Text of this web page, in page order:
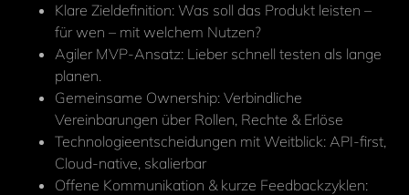
Klare Zieldefinition: Was soll das Produkt leisten –
für wen – mit welchem Nutzen?
Agiler MVP-Ansatz: Lieber schnell testen als lange
planen.
Gemeinsame Ownership: Verbindliche
Vereinbarungen über Rollen, Rechte & Erlöse
Technologieentscheidungen mit Weitblick: API-first,
Cloud-native, skalierbar
Offene Kommunikation & kurze Feedbackzyklen: